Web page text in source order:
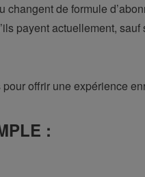
de formule
payent actuellement,
offrir une expérience
: